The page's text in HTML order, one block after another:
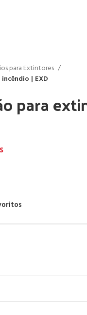
para Extintores
| EXD
para